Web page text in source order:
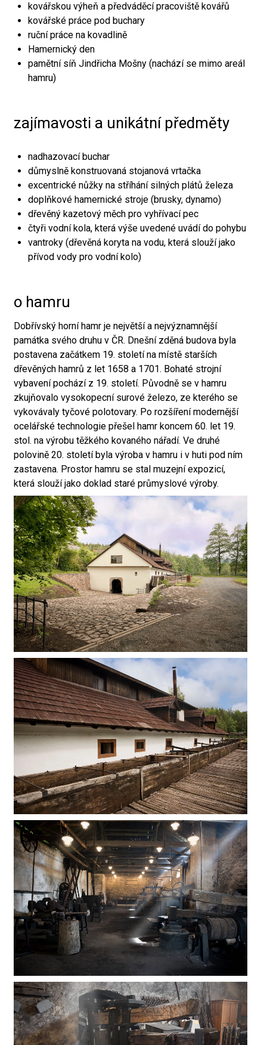
kovářskou výheň a předváděcí pracoviště kovářů
kovářské práce pod buchary
ruční práce na kovadlině
Hamernický den
pamětní síň Jindřicha Mošny (nachází se mimo areál
hamru)
zajímavosti a unikátní předměty
nadhazovací buchar
důmyslně konstruovaná stojanová vrtačka
excentrické nůžky na stříhání silných plátů železa
doplňkové hamernické stroje (brusky, dynamo)
dřevěný kazetový měch pro vyhřívací pec
čtyři vodní kola, která výše uvedené uvádí do pohybu
vantroky (dřevěná koryta na vodu, která slouží jako
přívod vody pro vodní kolo)
o hamru
Dobřívský horní hamr je největší a nejvýznamnější
památka svého druhu v ČR. Dnešní zděná budova byla
postavena začátkem 19. století na místě starších
dřevěných hamrů z let 1658 a 1701. Bohaté strojní
vybavení pochází z 19. století. Původně se v hamru
zkujňovalo vysokopecní surové železo, ze kterého se
vykovávaly tyčové polotovary. Po rozšíření modernější
ocelářské technologie přešel hamr koncem 60. let 19.
stol. na výrobu těžkého kovaného nářadí. Ve druhé
polovině 20. století byla výroba v hamru i v huti pod ním
zastavena. Prostor hamru se stal muzejní expozicí,
která slouží jako doklad staré průmyslové výroby.